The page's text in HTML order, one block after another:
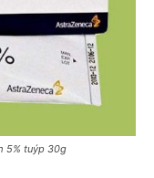
5% tuýp 30g